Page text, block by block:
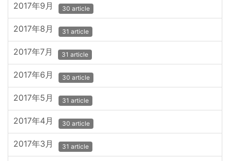
2017年9月 30 article
2017年8月 31 article
2017年7月 31 article
2017年6月 30 article
2017年5月 31 article
2017年4月 30 article
2017年3月 31 article